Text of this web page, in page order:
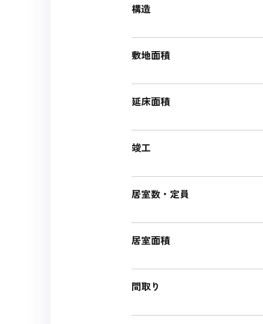
構造
敷地面積
延床面積
竣工
居室数・定員
居室面積
間取り